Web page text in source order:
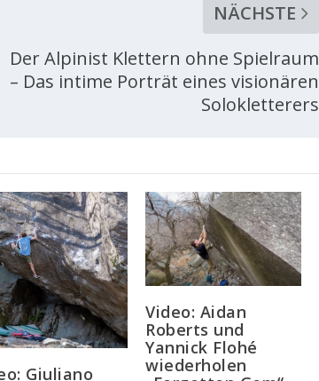
NÄCHSTE
Der Alpinist Klettern ohne Spielraum
– Das intime Porträt eines visionären
Solokletterers
Giuliano
Video: Aidan
Roberts und
Yannick Flohé
wiederholen